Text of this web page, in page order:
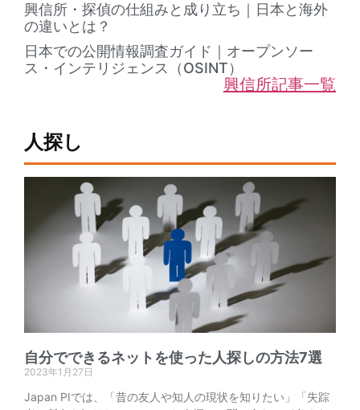
興信所・探偵の仕組みと成り立ち｜日本と海外
の違いとは？
日本での公開情報調査ガイド｜オープンソー
ス・インテリジェンス（OSINT）
興信所記事一覧
人探し
自分でできるネットを使った人探しの方法7選
2023年1月27日
Japan PIでは、「昔の友人や知人の現状を知りたい」「失踪